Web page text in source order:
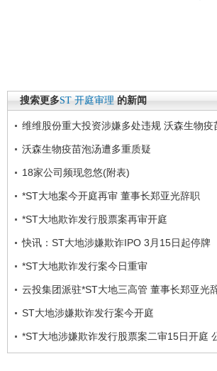
搜索更多ST 开庭审理 的新闻
维维股份重大投资涉嫌多处违规 沃森生物疫
沃森生物疫苗泡汤遭多重质疑
18家公司频现忽悠(附表)
*ST大地案今开庭再审 董事长郑亚光辞职
*ST大地欺诈发行股票案再审开庭
快讯：ST大地涉嫌欺诈IPO 3月15日起停牌
*ST大地欺诈发行案今日重审
云投集团派驻*ST大地三高管 董事长郑亚光
ST大地涉嫌欺诈发行案今开庭
*ST大地涉嫌欺诈发行股票案二审15日开庭